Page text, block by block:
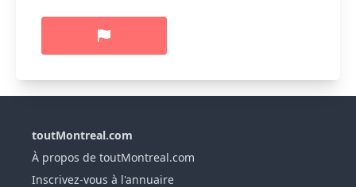
toutMontreal.com
À propos de toutMontreal.com
Inscrivez-vous à l'annuaire